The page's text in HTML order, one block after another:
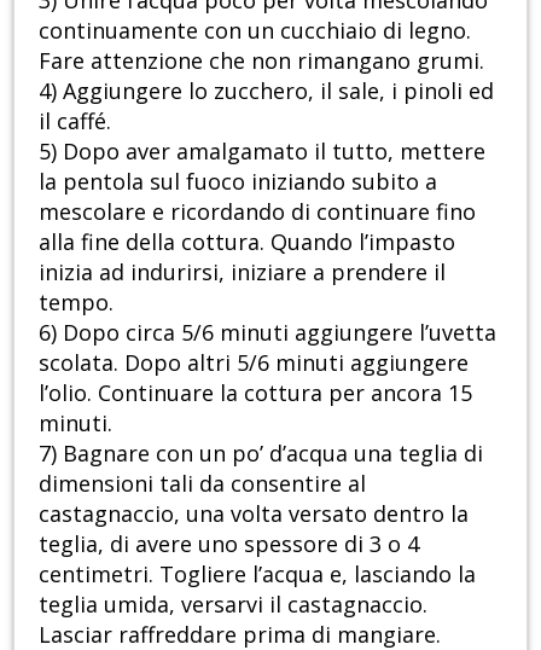
continuamente con un cucchiaio di legno.
Fare attenzione che non rimangano grumi.
4) Aggiungere lo zucchero, il sale, i pinoli ed
il caffé.
5) Dopo aver amalgamato il tutto, mettere
la pentola sul fuoco iniziando subito a
mescolare e ricordando di continuare fino
alla fine della cottura. Quando l’impasto
inizia ad indurirsi, iniziare a prendere il
tempo.
6) Dopo circa 5/6 minuti aggiungere l’uvetta
scolata. Dopo altri 5/6 minuti aggiungere
l’olio. Continuare la cottura per ancora 15
minuti.
7) Bagnare con un po’ d’acqua una teglia di
dimensioni tali da consentire al
castagnaccio, una volta versato dentro la
teglia, di avere uno spessore di 3 o 4
centimetri. Togliere l’acqua e, lasciando la
teglia umida, versarvi il castagnaccio.
Lasciar raffreddare prima di mangiare.